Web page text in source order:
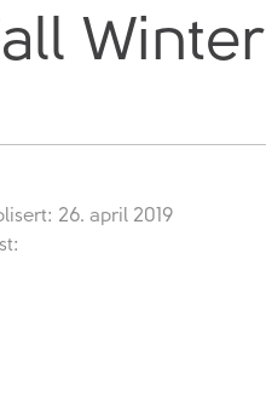
26. april 2019